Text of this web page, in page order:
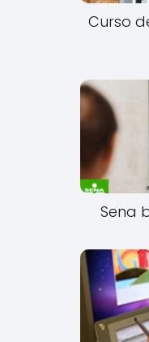
Curso
Sena